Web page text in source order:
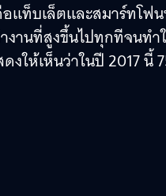
แท็บเล็ตและสมาร์ทโฟ
งานที่สูงขึ้นไปทุกทีจนทำ
ให้เห็นว่าในปี 2017 นี้